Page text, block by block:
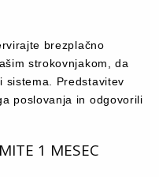
brezplačno
strokovnjakom, da
sistema. Predstavitev
poslovanja in odgovorili
1 MESEC